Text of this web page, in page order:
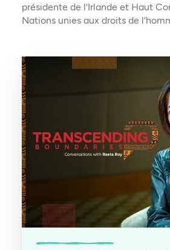
présidente de l'Irlande et Haut
Nations unies aux droits de